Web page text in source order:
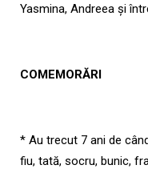
Yasmina, Andreea și
COMEMORĂRI
* Au trecut 7 ani de
fiu, tată, socru, bunic,